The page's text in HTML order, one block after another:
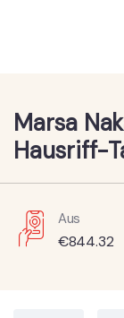
Marsa
Hausriff-
Aus
€844.32